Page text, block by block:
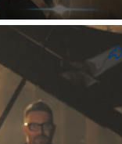
scénu. Ve
němž